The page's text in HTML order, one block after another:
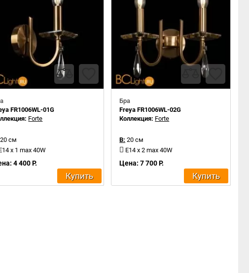
FR1006WL-01G
Forte
20 см
x 1 max 40W
4 400 Р.
Купить
Бра
Freya FR1006WL-02G
Коллекция: Forte
В: 20 см
E14 x 2 max 40W
Цена: 7 700 Р.
Купить